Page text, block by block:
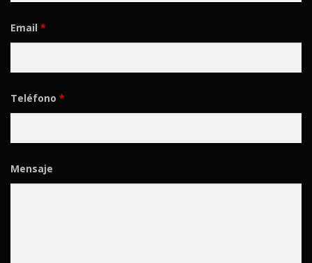
Email *
Teléfono *
Mensaje